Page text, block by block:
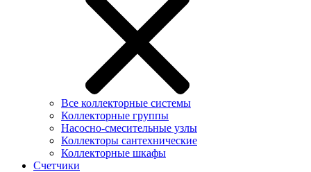
Все коллекторные системы
Коллекторные группы
Насосно-смесительные узлы
Коллекторы сантехнические
Коллекторные шкафы
Счетчики